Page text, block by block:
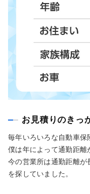
お見積りのきっ
毎年いろいろな自動車保
僕は年によって通勤距離
今の営業所は通勤距離
を探していました。